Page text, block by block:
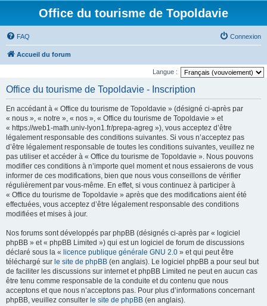
Office du tourisme de Topoldavie
FAQ Connexion
Accueil du forum
Langue :
Office du tourisme de Topoldavie - Inscription
En accédant à « Office du tourisme de Topoldavie » (désigné ci-après par
« nous », « notre », « nos », « Office du tourisme de Topoldavie » et
« https://web1-math.univ-lyon1.fr/prepa-agreg »), vous acceptez d’être
légalement responsable des conditions suivantes. Si vous n’acceptez pas
d’être légalement responsable de toutes les conditions suivantes, veuillez ne
pas utiliser et accéder à « Office du tourisme de Topoldavie ». Nous pouvons
modifier ces conditions à n’importe quel moment et nous essaierons de vous
informer de ces modifications, bien que nous vous conseillons de vérifier
régulièrement par vous-même. En effet, si vous continuez à participer à
« Office du tourisme de Topoldavie » après que des modifications aient été
effectuées, vous acceptez d’être légalement responsable des conditions
modifiées et mises à jour.
Nos forums sont développés par phpBB (désignés ci-après par « logiciel
phpBB » et « phpBB Limited ») qui est un logiciel de forum de discussions
déclaré sous la « licence publique générale GNU 2.0 » et qui peut être
téléchargé sur le site de phpBB (en anglais). Le logiciel phpBB a pour seul but
de faciliter les discussions sur internet et phpBB Limited ne peut en aucun cas
être tenu comme responsable de la conduite et du contenu que nous
acceptons et que nous n’acceptons pas. Pour plus d’informations concernant
phpBB, veuillez consulter le site de phpBB (en anglais).